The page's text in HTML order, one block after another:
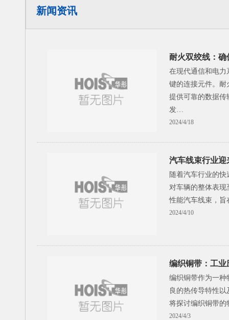
新闻资讯
耐火双绞线：
在现代通信和电力
键的连接元件。耐
提供可靠的数据传
发…
2024/4/18
汽车线束行业
随着汽车行业的
对车辆的整体表
性能汽车线束，
2024/4/10
编织铜带：工
编织铜带作为一种
良的热传导特性
将探讨编织铜带
2024/4/3